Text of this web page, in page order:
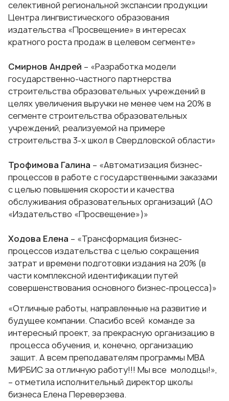
селективной региональной экспансии продукции
Центра лингвистического образования
издательства «Просвещение» в интересах
кратного роста продаж в целевом сегменте»
Смирнов Андрей – «Разработка модели
государственно-частного партнерства
строительства образовательных учреждений в
целях увеличения выручки не менее чем на 20% в
сегменте строительства образовательных
учреждений, реализуемой на примере
строительства 3-х школ в Свердловской области»
Трофимова Галина – «Автоматизация бизнес-
процессов в работе с государственными заказами
с целью повышения скорости и качества
обслуживания образовательных организаций (АО
«Издательство «Просвещение»)»
Ходова Елена – «Трансформация бизнес-
процессов издательства с целью сокращения
затрат и времени подготовки издания на 20% (в
части комплексной идентификации путей
совершенствования основного бизнес-процесса)»
«Отличные работы, направленные на развитие и
будущее компании. Спасибо всей команде за
интересный проект, за прекрасную организацию в
процесса обучения, и, конечно, организацию
защит. А всем преподавателям программы МВА
МИРБИС за отличную работу!!! Мы все молодцы!»,
– отметила исполнительный директор школы
бизнеса Елена Переверзева.